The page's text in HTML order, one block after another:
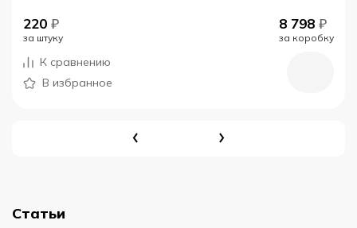
220 ₽
за штуку
8 798 ₽
за коробку
К сравнению
В избранное
Статьи